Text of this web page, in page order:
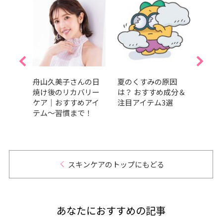
舟山久美子さんの日
焼け後のリカバリー
ケア｜おすすめアイ
テム～習慣まで！
夏のくすみの原因
は？ おすすめ成分＆
注目アイテム3選
スキンケアのトップにもどる
あなたにおすすめの記事